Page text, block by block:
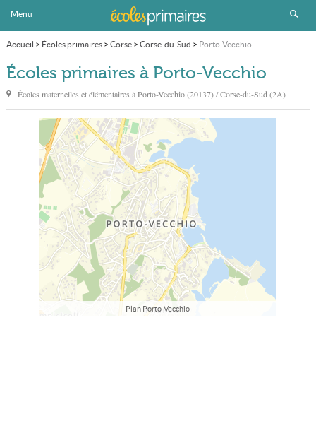
Menu
Accueil > Écoles primaires> Corse> Corse-du-Sud > Porto-Vecchio
Écoles primaires à Porto-Vecchio
Écoles maternelles et élémentaires àPorto-Vecchio(20137) / Corse-du-Sud (2A)
Plan Porto-Vecchio